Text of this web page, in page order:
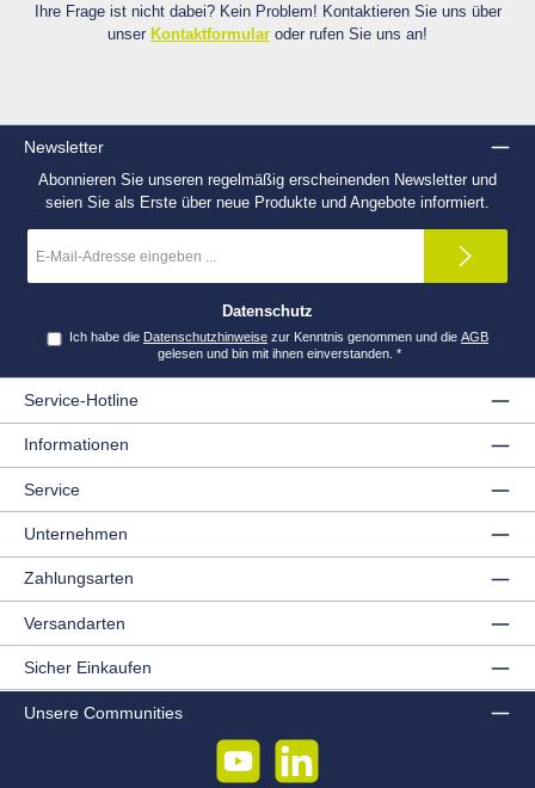
Ihre Frage ist nicht dabei? Kein Problem! Kontaktieren Sie uns über
unser Kontaktformular oder rufen Sie uns an!
Newsletter
Abonnieren Sie unseren regelmäßig erscheinenden Newsletter und
seien Sie als Erste über neue Produkte und Angebote informiert.
Mail-
*
Datenschutz
Ich habe die Datenschutzhinweisezur Kenntnis genommen und die AGB
gelesen und bin mit ihnen einverstanden. *
Service-Hotline
Informationen
Service
Unternehmen
Zahlungsarten
Versandarten
Sicher Einkaufen
Unsere Communities
YouTube